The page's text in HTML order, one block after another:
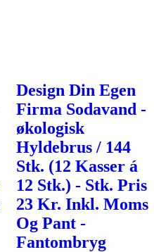
Design Din Egen
Firma Sodavand -
økologisk
Hyldebrus / 144
Stk. (12 Kasser á
12 Stk.) - Stk. Pris
23 Kr. Inkl. Moms
Og Pant -
Fantombryg